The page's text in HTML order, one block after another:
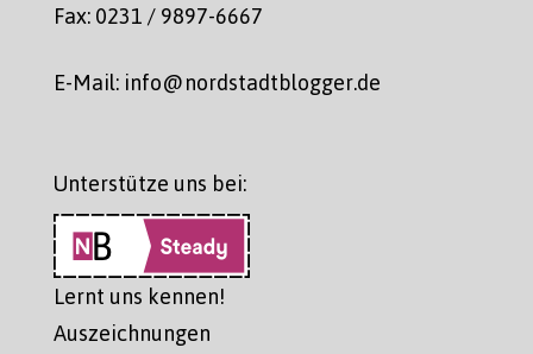
Fax: 0231 / 9897-6667
E-Mail: info@nordstadtblogger.de
Unterstütze uns bei:
Lernt uns kennen!
Auszeichnungen